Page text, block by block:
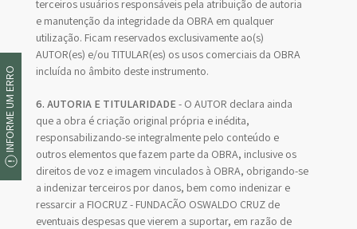
terceiros usuários responsáveis pela atribuição de autoria
e manutenção da integridade da OBRA em qualquer
utilização. Ficam reservados exclusivamente ao(s)
AUTOR(es) e/ou TITULAR(es) os usos comerciais da OBRA
incluída no âmbito deste instrumento.
6. AUTORIA E TITULARIDADE- O AUTOR declara ainda
que a obra é criação original própria e inédita,
responsabilizando-se integralmente pelo conteúdo e
outros elementos que fazem parte da OBRA, inclusive os
direitos de voz e imagem vinculados à OBRA, obrigando-se
a indenizar terceiros por danos, bem como indenizar e
ressarcir a FIOCRUZ - FUNDAÇÃO OSWALDO CRUZ de
eventuais despesas que vierem a suportar, em razão de
INFORME UM ERRO